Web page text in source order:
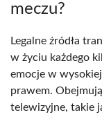
meczu?
Legalne źródła
w życiu każdego
emocje w
prawem.
telewizyjne, takie